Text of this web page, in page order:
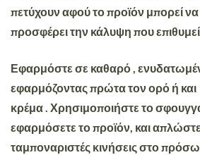
πετύχουν αφού το προϊόν μπορεί να
προσφέρει την κάλυψη που
Εφαρμόστε σε καθαρό ,
εφαρμόζοντας πρώτα τον ορό ή
κρέμα . Χρησιμοποιήστε το
εφαρμόσετε το προϊόν, και
ταμποναριστές κινήσεις στο